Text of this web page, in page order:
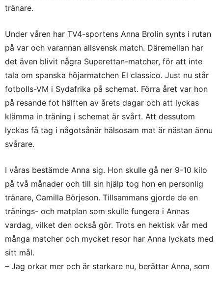
tränare.
Under våren har TV4-sportens Anna Brolin synts i rutan
på var och varannan allsvensk match. Däremellan har
det även blivit några Superettan-matcher, för att inte
tala om spanska höjarmatchen El classico. Just nu står
fotbolls-VM i Sydafrika på schemat. Förra året var hon
på resande fot hälften av årets dagar och att lyckas
klämma in träning i schemat är svårt. Att dessutom
lyckas få tag i någotsånär hälsosam mat är nästan ännu
svårare.
I våras bestämde Anna sig. Hon skulle gå ner 9-10 kilo
på två månader och till sin hjälp tog hon en personlig
tränare, Camilla Börjeson. Tillsammans gjorde de en
tränings- och matplan som skulle fungera i Annas
vardag, vilket den också gör. Trots en hektisk vår med
många matcher och mycket resor har Anna lyckats med
sitt mål.
– Jag orkar mer och är starkare nu, berättar Anna, som